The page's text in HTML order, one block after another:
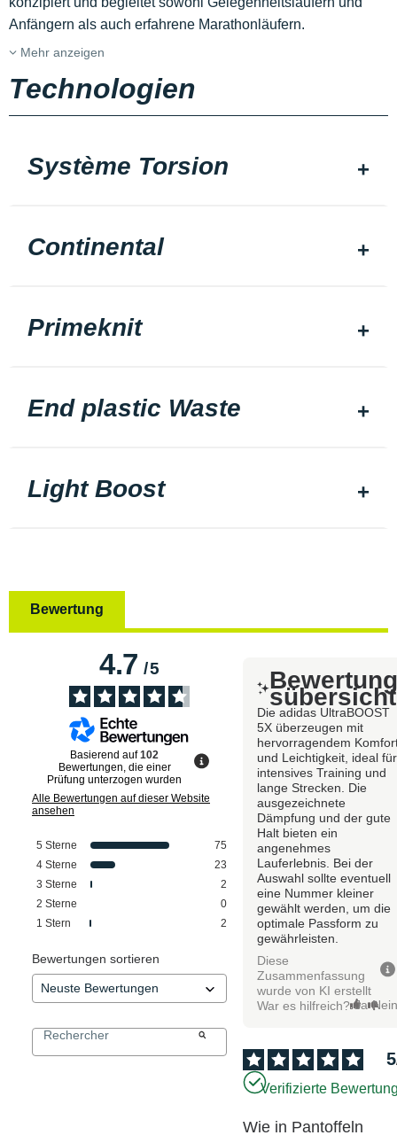
Anfängern als auch erfahrene Marathonläufern.
Mehr anzeigen
Technologien
Système Torsion
Continental
Primeknit
End plastic Waste
Light Boost
Bewertung
4.7/5
Basierend auf102
Bewertungen, die einer
Prüfung unterzogen wurden
Alle Bewertungen auf dieser Website
ansehen
5 Sterne
75
4 Sterne
23
3 Sterne
2
2 Sterne
0
1 Stern 2
Bewertungen sortieren
sübersicht
Die adidas UltraBOOST
5X überzeugen mit
hervorragendem
und Leichtigkeit, ideal für
intensives Training und
lange Strecken. Die
ausgezeichnete
Dämpfung und der gute
Halt bieten ein
angenehmes
Lauferlebnis. Bei der
Auswahl sollte eventuell
eine Nummer kleiner
gewählt werden, um die
optimale Passform zu
gewährleisten.
Diese
Zusammenfassung
wurde von KI erstellt
War es hilfreich? Ja
5
Verifizierte
Wie in Pantoffeln